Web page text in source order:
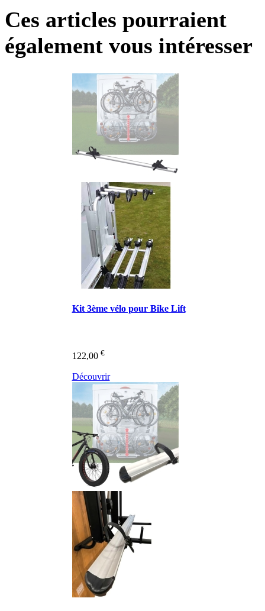
Ces articles pourraient
également vous intéresser
Kit 3ème vélo pour Bike Lift
122,00 €
Découvrir